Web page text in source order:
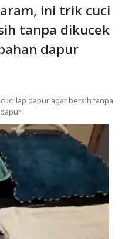
ini trik cuci
tanpa dikucek
dapur
lap dapur agar bersih tanpa